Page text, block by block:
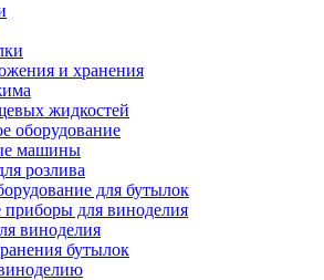
и хранения
жидкостей
оборудование
машины
розлива
для бутылок
для виноделия
виноделия
бутылок